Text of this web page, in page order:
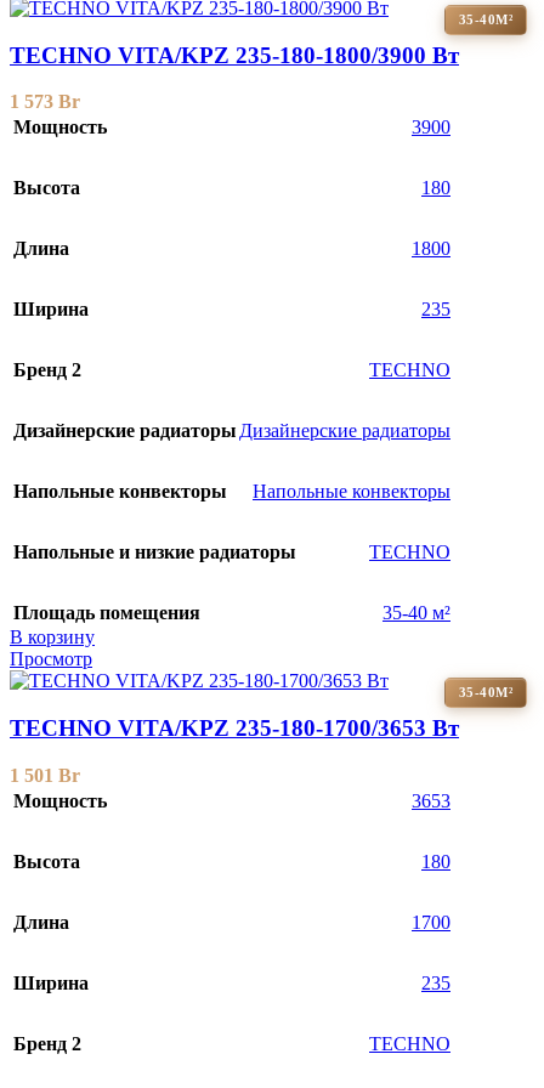
35-40М²
TECHNO VITA/KPZ 235-180-1800/3900 Вт
1 573 Br
Мощность
3900
Высота 180
Длина 1800
Ширина 235
Бренд 2 TECHNO
Дизайнерские радиаторыДизайнерские радиаторы
Напольные конвекторы Напольные конвекторы
Напольные и низкие радиаторы TECHNO
Площадь помещения
35-40 м²
В корзину
Просмотр
35-40М²
TECHNO VITA/KPZ 235-180-1700/3653 Вт
1 501 Br
Мощность
3653
Высота 180
Длина 1700
Ширина 235
Бренд 2 TECHNO